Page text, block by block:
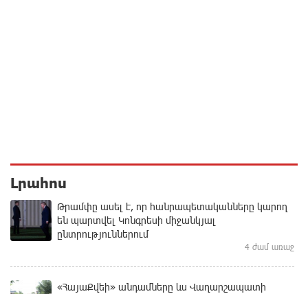
Լրահոս
Թրամփը ասել է, որ հանրապետականները կարող
են պարտվել Կոնգրեսի միջանկյալ
ընտրություններում
4 ժամ առաջ
«ՀայաՔվեի» անդամները ևս Վաղարշապատի